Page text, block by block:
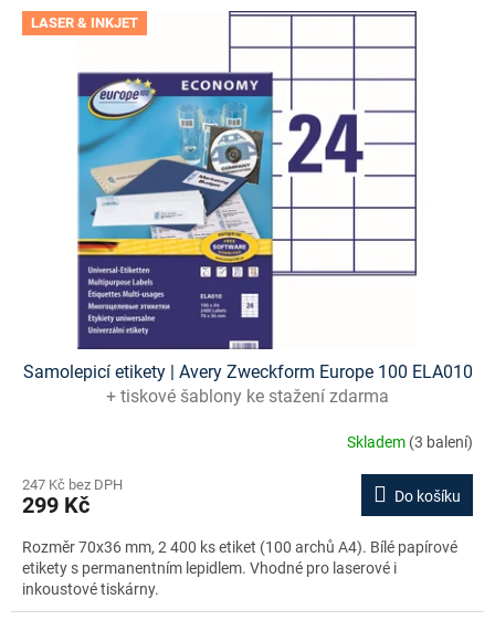
LASER & INKJET
Samolepicí etikety | Avery Zweckform Europe 100 ELA010
+ tiskové šablony ke stažení zdarma
Skladem (3 balení)
247 Kč bez DPH
299 Kč Do košíku
Rozměr 70x36 mm, 2 400 ks etiket (100 archů A4). Bílé papírové
etikety s permanentním lepidlem. Vhodné pro laserové i
inkoustové tiskárny.